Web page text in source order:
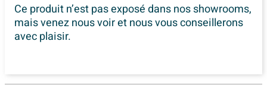
Ce produit n’est pas exposé dansnos showrooms,
mais venez nous voir et nous vous conseillerons
avec plaisir.